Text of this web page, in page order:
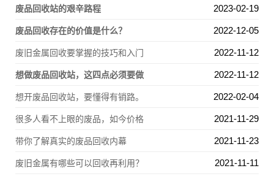
废品回收站的艰辛路程 2023-02-19
废品回收存在的价值是什么？ 2022-12-05
废旧金属回收要掌握的技巧和入门 2022-11-12
想做废品回收站，这四点必须要做 2022-11-12
想开废品回收站，要懂得有销路。 2022-02-04
很多人看不上眼的废品，如今价格 2021-11-29
带你了解真实的废品回收内幕 2021-11-23
废旧金属有哪些可以回收再利用？ 2021-11-11